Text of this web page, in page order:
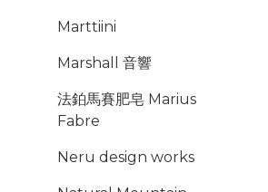
Marttiini
Marshall 音響
法鉑馬賽肥皂 Marius
Fabre
Neru design works